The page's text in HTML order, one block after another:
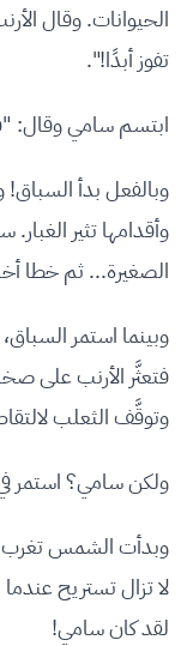
الحيوانات. وقال
تفوز أبدًا!".
ابتسم سامي وقال:
وبالفعل بدأ السباق!
وأقدامها تثير
الصغيرة... ثم خطا
وبينما استمر
فتعثَّر الأرنب على
وتوقَّف الثعلب
ولكن سامي؟ استمر
وبدأت الشمس تغرب،
لا تزال تستريح
لقد كان سامي!